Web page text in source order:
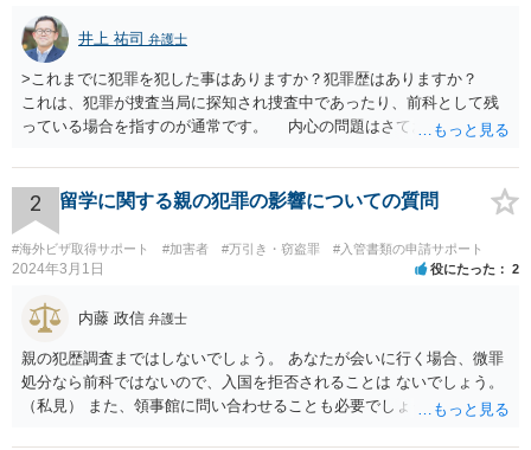
井上 祐司 弁護士
>これまでに犯罪を犯した事はありますか？犯罪歴はありますか？
これは、犯罪が捜査当局に探知され捜査中であったり、前科として残
っている場合を指すのが通常です。 内心の問題はさておき、ご質問
2 留学に関する親の犯罪の影響についての質問
#海外ビザ取得サポート #加害者 #万引き・窃盗罪 #入管書類の申請サポート
2024年3月1日 役にたった 2
内藤 政信 弁護士
親の犯歴調査まではしないでしょう。 あなたが会いに行く場合、微罪
処分なら前科ではないので、入国を拒否されることは ないでしょう。
（私見） また、領事館に問い合わせることも必要でしょう。